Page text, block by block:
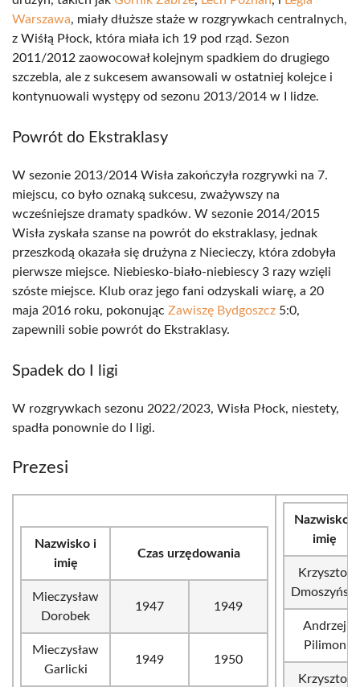
Warszawa, miały dłuższe staże w rozgrywkach centralnych,
z Wiśłą Płock, która miała ich 19 pod rząd. Sezon
2011/2012 zaowocował kolejnym spadkiem do drugiego
szczebla, ale z sukcesem awansowali w ostatniej kolejce i
kontynuowali występy od sezonu 2013/2014 w I lidze.
Powrót do Ekstraklasy
W sezonie 2013/2014 Wisła zakończyła rozgrywki na 7.
miejscu, co było oznaką sukcesu, zważywszy na
wcześniejsze dramaty spadków. W sezonie 2014/2015
Wisła zyskała szanse na powrót do ekstraklasy, jednak
przeszkodą okazała się drużyna z Niecieczy, która zdobyła
pierwsze miejsce. Niebiesko-biało-niebiescy 3 razy wzięli
szóste miejsce. Klub oraz jego fani odzyskali wiarę, a 20
maja 2016 roku, pokonując Zawiszę Bydgoszcz 5:0,
zapewnili sobie powrót do Ekstraklasy.
Spadek do I ligi
W rozgrywkach sezonu 2022/2023, Wisła Płock, niestety,
spadła ponownie do I ligi.
Prezesi
Nazwisko i
imię
Czas urzędowania
Mieczysław
Dorobek
1947 1949
Mieczysław
Garlicki
1949 1950
Nazwisko i
imię
Krzysztof
Dmoszyński
Andrzej
Pilimon
Krzysztof